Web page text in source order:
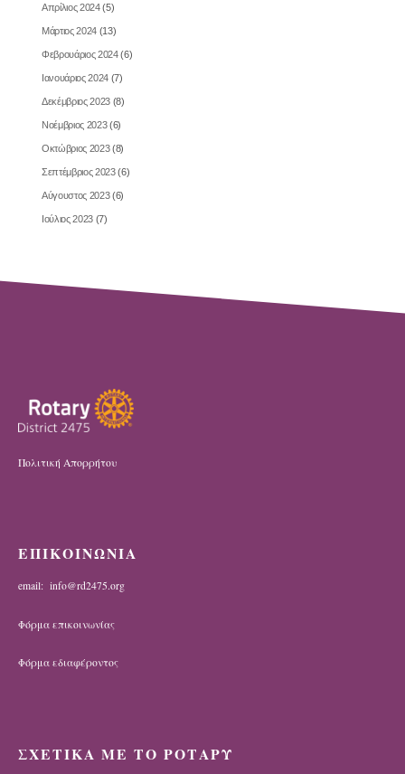
Απρίλιος 2024(5)
Μάρτιος 2024 (13)
Φεβρουάριος 2024(6)
Ιανουάριος 2024 (7)
Δεκέμβριος 2023 (8)
Νοέμβριος 2023(6)
Οκτώβριος 2023(8)
Σεπτέμβριος 2023(6)
Αύγουστος 2023(6)
Ιούλιος 2023 (7)
Πολιτική Απορρήτου
ΕΠΙΚΟΙΝΩΝΙΑ
email: info@rd2475.org
Φόρμα επικοινωνίας
Φόρμα εδιαφέροντος
ΣΧΕΤΙΚΑ ΜΕ ΤΟ ΡΟΤΑΡΥ